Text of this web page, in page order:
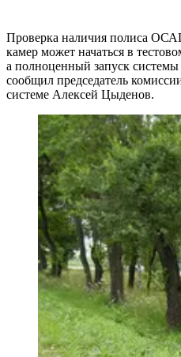
Проверка наличия полиса
камер может начаться в
а полноценный запуск
сообщил председатель
системе Алексей Цыденов.